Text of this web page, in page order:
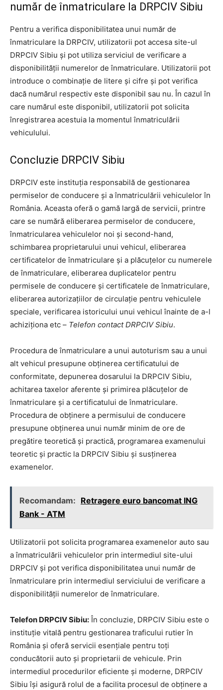
număr de înmatriculare la DRPCIV Sibiu
Pentru a verifica disponibilitatea unui număr de
înmatriculare la DRPCIV, utilizatorii pot accesa site-ul
DRPCIV Sibiu și pot utiliza serviciul de verificare a
disponibilității numerelor de înmatriculare. Utilizatorii pot
introduce o combinație de litere și cifre și pot verifica
dacă numărul respectiv este disponibil sau nu. În cazul în
care numărul este disponibil, utilizatorii pot solicita
înregistrarea acestuia la momentul înmatriculării
vehiculului.
Concluzie DRPCIV Sibiu
DRPCIV este instituția responsabilă de gestionarea
permiselor de conducere și a înmatriculării vehiculelor în
România. Aceasta oferă o gamă largă de servicii, printre
care se numără eliberarea permiselor de conducere,
înmatricularea vehiculelor noi și second-hand,
schimbarea proprietarului unui vehicul, eliberarea
certificatelor de înmatriculare și a plăcuțelor cu numerele
de înmatriculare, eliberarea duplicatelor pentru
permisele de conducere și certificatele de înmatriculare,
eliberarea autorizațiilor de circulație pentru vehiculele
speciale, verificarea istoricului unui vehicul înainte de a-l
achiziționa etc – Telefon contact DRPCIV Sibiu.
Procedura de înmatriculare a unui autoturism sau a unui
alt vehicul presupune obținerea certificatului de
conformitate, depunerea dosarului la DRPCIV Sibiu,
achitarea taxelor aferente și primirea plăcuțelor de
înmatriculare și a certificatului de înmatriculare.
Procedura de obținere a permisului de conducere
presupune obținerea unui număr minim de ore de
pregătire teoretică și practică, programarea examenului
teoretic și practic la DRPCIV Sibiu și susținerea
examenelor.
Recomandam: Retragere euro bancomat ING
Bank - ATM
Utilizatorii pot solicita programarea examenelor auto sau
a înmatriculării vehiculelor prin intermediul site-ului
DRPCIV și pot verifica disponibilitatea unui număr de
înmatriculare prin intermediul serviciului de verificare a
disponibilității numerelor de înmatriculare.
Telefon DRPCIV Sibiu: În concluzie, DRPCIV Sibiu este o
instituție vitală pentru gestionarea traficului rutier în
România și oferă servicii esențiale pentru toți
conducătorii auto și proprietarii de vehicule. Prin
intermediul procedurilor eficiente și moderne, DRPCIV
Sibiu își asigură rolul de a facilita procesul de obținere a